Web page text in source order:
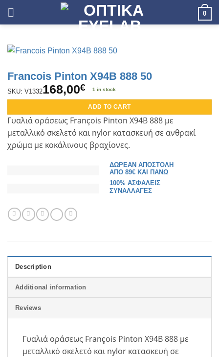
0
Francois Pinton X94B 888 50
SKU: V1332168,00€ 1 in stock
ADD TO CART
Γυαλιά οράσεως François Pinton X94B 888 με
μεταλλικό σκελετό και nylor κατασκευή σε ανθρακί
χρώμα με κοκάλινους βραχίονες.
ΔΩΡΕΑΝ ΑΠΟΣΤΟΛΗ
ΑΠΟ 89€ ΚΑΙ ΠΑΝΩ
100% ΑΣΦΑΛΕΙΣ
ΣΥΝΑΛΛΑΓΕΣ
Description
Additional information
Reviews
Γυαλιά οράσεως François Pinton X94B 888 με
μεταλλικό σκελετό και nylor κατασκευή σε